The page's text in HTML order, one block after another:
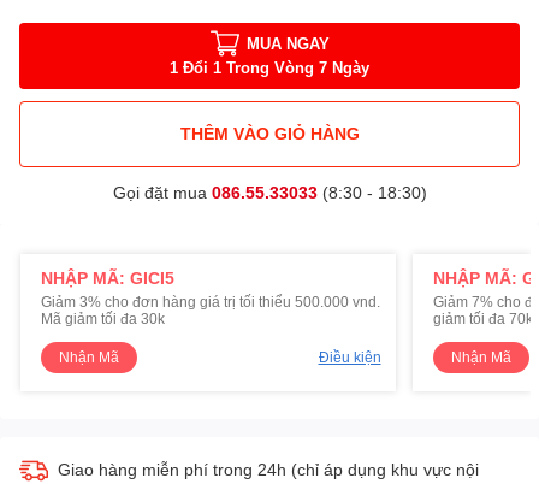
MUA NGAY
1 Đổi 1 Trong Vòng 7 Ngày
THÊM VÀO GIỎ HÀNG
Gọi đặt mua 086.55.33033(8:30 - 18:30)
NHẬP MÃ: GICI5
Giảm 3% cho đơn hàng giá trị tối thiểu 500.000 vnd.
Mã giảm tối đa 30k
Nhận Mã Điều kiện
NHẬP MÃ:
Giảm 7% cho
giảm tối đa 70k
Nhận Mã
Giao hàng miễn phí trong 24h (chỉ áp dụng khu vực nội